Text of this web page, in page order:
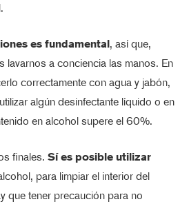
es fundamental, así que,
lavarnos a conciencia las manos. En
correctamente con agua y jabón,
algún desinfectante líquido o en
en alcohol supere el 60%.
finales. Sí es posible utilizar
para limpiar el interior del
que tener precaución para no